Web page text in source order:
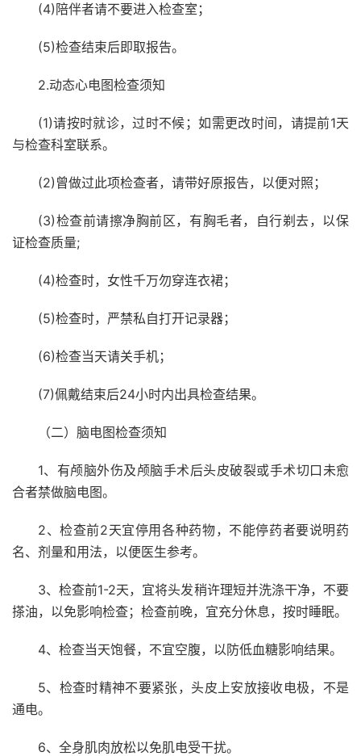
(4)陪伴者请不要进入检查室；
(5)检查结束后即取报告。
2.动态心电图检查须知
(1)请按时就诊，过时不候；如需更改时间，请提前1天
与检查科室联系。
(2)曾做过此项检查者，请带好原报告，以便对照；
(3)检查前请擦净胸前区，有胸毛者，自行剃去，以保
证检查质量;
(4)检查时，女性千万勿穿连衣裙；
(5)检查时，严禁私自打开记录器；
(6)检查当天请关手机；
(7)佩戴结束后24小时内出具检查结果。
（二）脑电图检查须知
1、有颅脑外伤及颅脑手术后头皮破裂或手术切口未愈
合者禁做脑电图。
2、检查前2天宜停用各种药物，不能停药者要说明药
名、剂量和用法，以便医生参考。
3、检查前1-2天，宜将头发稍许理短并洗涤干净，不要
搽油，以免影响检查；检查前晚，宜充分休息，按时睡眠。
4、检查当天饱餐，不宜空腹，以防低血糖影响结果。
5、检查时精神不要紧张，头皮上安放接收电极，不是
通电。
6、全身肌肉放松以免肌电受干扰。